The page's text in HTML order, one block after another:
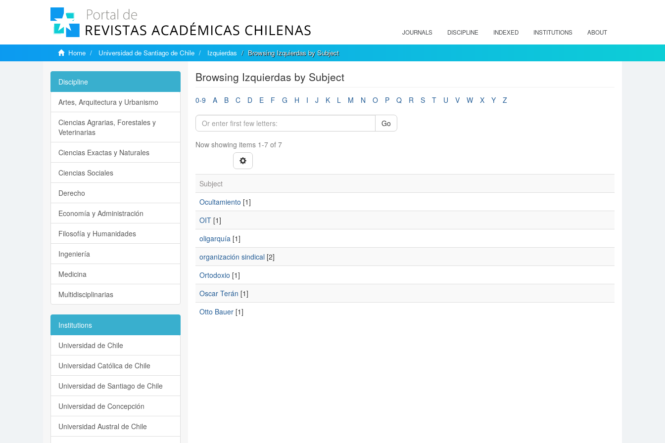
JOURNALS DISCIPLINE INDEXED INSTITUTIONS ABOUT
Home Universidad de Santiago de Chile Izquierdas Browsing Izquierdas by Subject
Browsing Izquierdas by Subject
0-9 A B C D E F G H I J K L M N O P Q R S T U V W X Y Z
Go
Now showing items 1-7 of 7
Subject
Ocultamiento [1]
OIT[1]
oligarquía[1]
organización sindical[2]
Ortodoxio [1]
Oscar Terán [1]
Otto Bauer[1]
Discipline
Artes, Arquitectura y Urbanismo
Ciencias Agrarias, Forestales y
Veterinarias
Ciencias Exactas y Naturales
Ciencias Sociales
Derecho
Economía y Administración
Filosofía y Humanidades
Ingeniería
Medicina
Multidisciplinarias
Institutions
Universidad de Chile
Universidad Católica de Chile
Universidad de Santiago de Chile
Universidad de Concepción
Universidad Austral de Chile